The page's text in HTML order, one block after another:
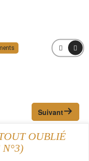
MENU
Suivant
OUBLIÉ